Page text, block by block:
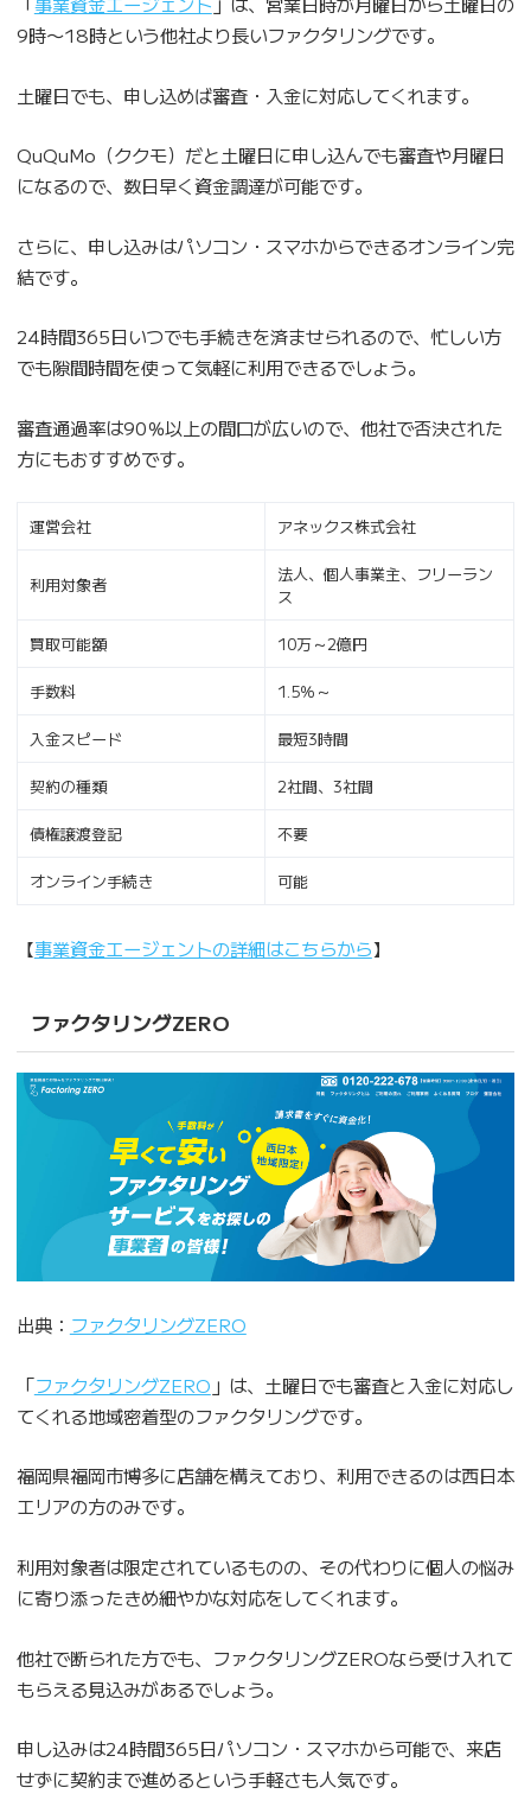
9時〜18時という他社より長いファクタリングです。
土曜日でも、申し込めば審査・入金に対応してくれます。
QuQuMo（ククモ）だと土曜日に申し込んでも審査や月曜日
になるので、数日早く資金調達が可能です。
さらに、申し込みはパソコン・スマホからできるオンライン完
結です。
24時間365日いつでも手続きを済ませられるので、忙しい方
でも隙間時間を使って気軽に利用できるでしょう。
審査通過率は90％以上の間口が広いので、他社で否決された
方にもおすすめです。
運営会社 アネックス株式会社
利用対象者
法人、個人事業主、フリーラン
ス
買取可能額 10万～2億円
手数料 1.5％～
入金スピード 最短3時間
契約の種類 2社間、3社間
債権譲渡登記 不要
オンライン手続き 可能
【事業資金エージェントの詳細はこちらから】
ファクタリングZERO
出典： ファクタリングZERO
「ファクタリングZERO 」は、土曜日でも審査と入金に対応し
てくれる地域密着型のファクタリングです。
福岡県福岡市博多に店舗を構えており、利用できるのは西日本
エリアの方のみです。
利用対象者は限定されているものの、その代わりに個人の悩み
に寄り添ったきめ細やかな対応をしてくれます。
他社で断られた方でも、ファクタリングZEROなら受け入れて
もらえる見込みがあるでしょう。
申し込みは24時間365日パソコン・スマホから可能で、来店
せずに契約まで進めるという手軽さも人気です。